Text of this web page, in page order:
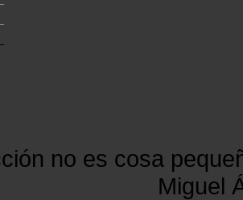
no es cosa
Miguel